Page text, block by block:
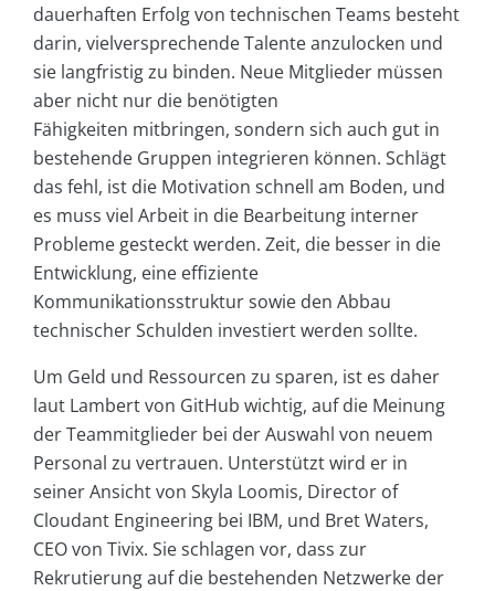
dauerhaften Erfolg von technischen Teams besteht
darin, vielversprechende Talente anzulocken und
sie langfristig zu binden. Neue Mitglieder müssen
aber nicht nur die benötigten
Fähigkeiten mitbringen, sondern sich auch gut in
bestehende Gruppen integrieren können. Schlägt
das fehl, ist die Motivation schnell am Boden, und
es muss viel Arbeit in die Bearbeitung interner
Probleme gesteckt werden. Zeit, die besser in die
Entwicklung, eine effiziente
Kommunikationsstruktur sowie den Abbau
technischer Schulden investiert werden sollte.
Um Geld und Ressourcen zu sparen, ist es daher
laut Lambert von GitHub wichtig, auf die Meinung
der Teammitglieder bei der Auswahl von neuem
Personal zu vertrauen. Unterstützt wird er in
seiner Ansicht von Skyla Loomis, Director of
Cloudant Engineering bei IBM, und Bret Waters,
CEO von Tivix. Sie schlagen vor, dass zur
Rekrutierung auf die bestehenden Netzwerke der